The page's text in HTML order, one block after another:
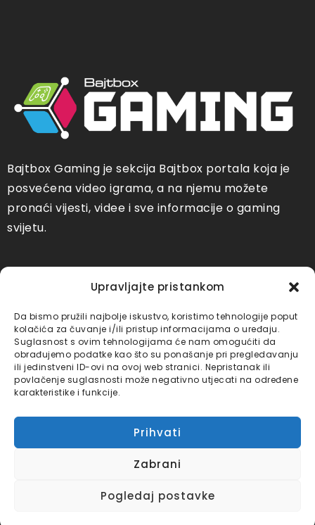
Upravljajte pristankom
Da bismo pružili najbolje iskustvo, koristimo tehnologije poput
kolačića za čuvanje i/ili pristup informacijama o uređaju.
Suglasnost s ovim tehnologijama će nam omogućiti da
obrađujemo podatke kao što su ponašanje pri pregledavanju
ili jedinstveni ID-ovi na ovoj web stranici. Nepristanak ili
povlačenje suglasnosti može negativno utjecati na određene
karakteristike i funkcije.
Prihvati
Zabrani
Pogledaj postavke
Bajtbox Gaming je sekcija Bajtbox portala koja je
posvećena video igrama, a na njemu možete
pronaći vijesti, videe i sve informacije o gaming
svijetu.
Društvene mreže
Bajtbox Youtube Bajtbox TikTok
Bajtbox
Instagram
Bajtbox
Facebook
Kontaktirajte nas
Bajtbox Gaming koristiGlobalhosthosting usluge.